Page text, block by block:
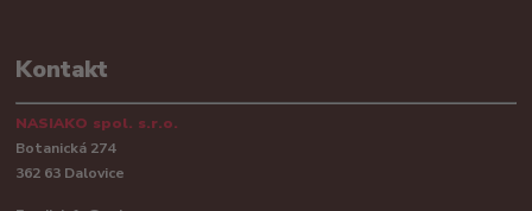
Kontakt
NASIAKO spol. s.r.o.
Botanická 274
362 63 Dalovice